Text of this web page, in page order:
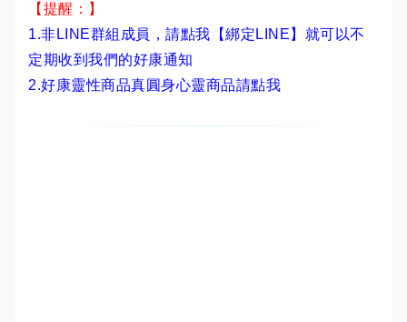
【提醒：】
1.非LINE群組成員， 請點我【綁定LINE】 就可以不
定期收到我們的好康通知
2.好康靈性商品真圓身心靈商品請點我